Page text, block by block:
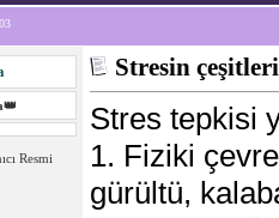
Stresin çeşitleri
Stres tepkisi
1. Fiziki
gürültü,